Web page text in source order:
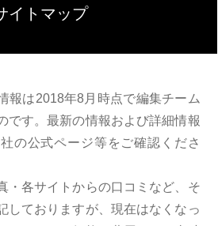
イトマップ
報は2018年8月時点で編集チーム
です。最新の情報および詳細情報
の公式ページ等をご確認くださ
・各サイトからの口コミなど、そ
しておりますが、現在はなくなっ